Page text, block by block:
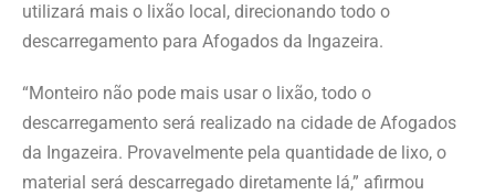
utilizará mais o lixão local, direcionando todo o
descarregamento para Afogados da Ingazeira.
“Monteiro não pode mais usar o lixão, todo o
descarregamento será realizado na cidade de Afogados
da Ingazeira. Provavelmente pela quantidade de lixo, o
material será descarregado diretamente lá,” afirmou